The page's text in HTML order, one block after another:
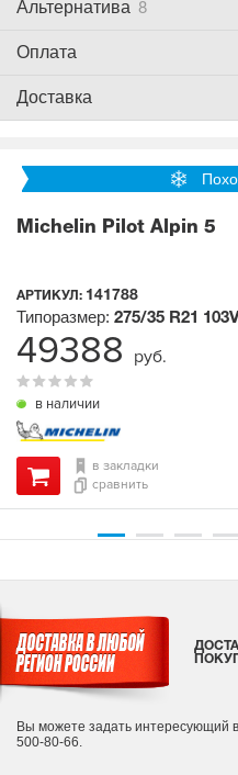
Альтернатива 8
Оплата
Доставка
Michelin Pilot Alpin 5
АРТИКУЛ: 141788
в наличии
Типоразмер: 275/35 R21 103V
в закладки
сравнить
49388 руб.
Вы можете задать интересующий
500-80-66.